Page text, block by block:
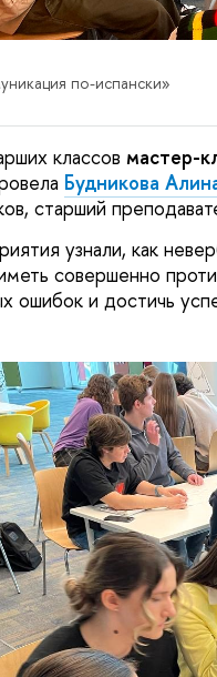
по-испански»
классов мастер-
Будникова
старший
узнали, как
совершенно
ошибок и достичь